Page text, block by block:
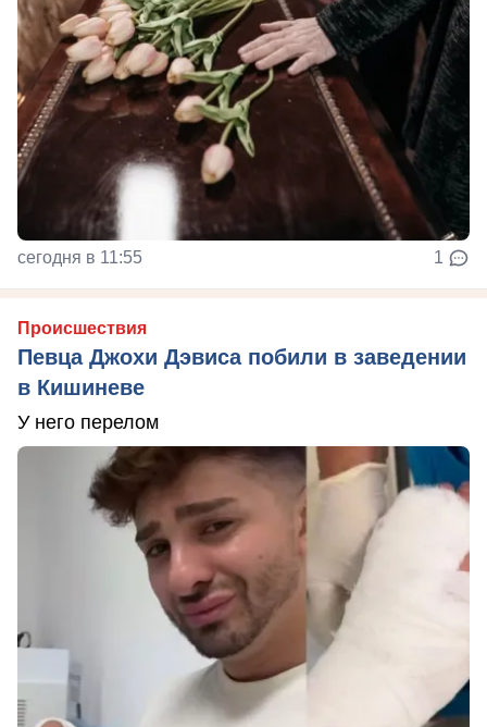
сегодня в 11:55 1
Происшествия
Певца Джохи Дэвиса побили в заведении
в Кишиневе
У него перелом